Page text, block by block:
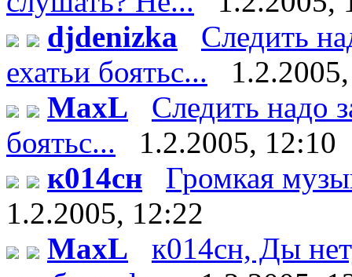
djdenizka
Следить
ехатьи боятьс...
MaxL
Следить надо
боятьс...
1.2.2005, 12:10
к014сн
Громкая
1.2.2005, 12:22
MaxL
к014сн, Ды